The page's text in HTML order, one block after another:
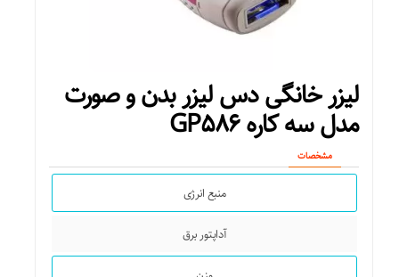
لیزر خانگی دس لیزر بدن و صورت
مدل سه کاره GP۵۸۶
مشخصات
منبع انرژی
آداپتور برق